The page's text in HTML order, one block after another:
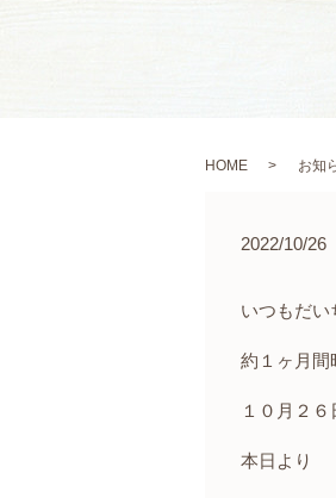
HOME お知
2022/10/26
いつもだい
約１ヶ月間
１０月２
本日より